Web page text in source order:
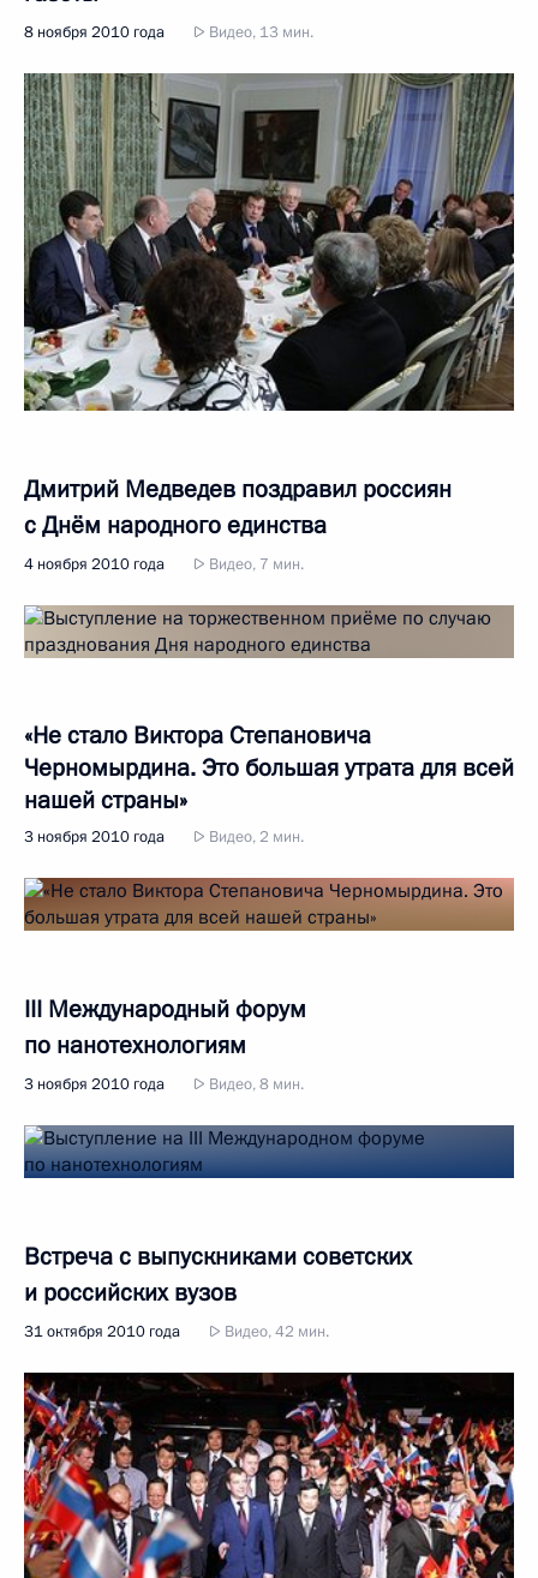
8 ноября 2010 года Видео, 13 мин.
Дмитрий Медведев поздравил россиян
с Днём народного единства
4 ноября 2010 года Видео, 7 мин.
«Не стало Виктора Степановича
Черномырдина. Это большая утрата для всей
нашей страны»
3 ноября 2010 года Видео, 2 мин.
III Международный форум
по нанотехнологиям
3 ноября 2010 года Видео, 8 мин.
Встреча с выпускниками советских
и российских вузов
31 октября 2010 года Видео, 42 мин.